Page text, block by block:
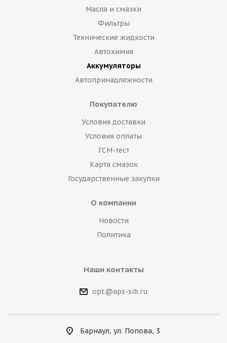
Масла и смазки
Фильтры
Технические жидкости
Автохимия
Аккумуляторы
Автопринадлежности
Покупателю
Условия доставки
Условия оплаты
ГСМ-тест
Карта смазок
Государственные закупки
О компании
Новости
Политика
Наши контакты
opt@aps-sib.ru
Барнаул, ул. Попова, 3